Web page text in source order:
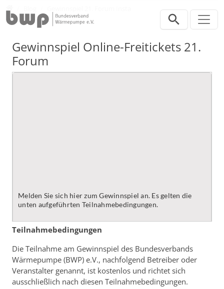
Gewinnspiel Online-Freitickets 21.
Forum
Teilnahmebedingungen
Die Teilnahme am Gewinnspiel des Bundesverbands
Wärmepumpe (BWP) e.V., nachfolgend Betreiber oder
Veranstalter genannt, ist kostenlos und richtet sich
ausschließlich nach diesen Teilnahmebedingungen.